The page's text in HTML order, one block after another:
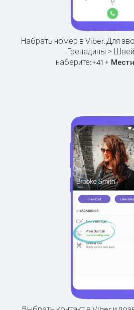
Набрать номер в Viber.Для
Гренадины >
наберите:+41+